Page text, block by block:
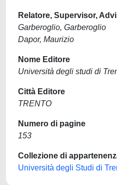
Relatore, Supervisor,
Garberoglio, Garberoglio
Dapor, Maurizio
Nome Editore
Università degli studi di
Città Editore
TRENTO
Numero di pagine
153
Collezione di
Università degli Studi di